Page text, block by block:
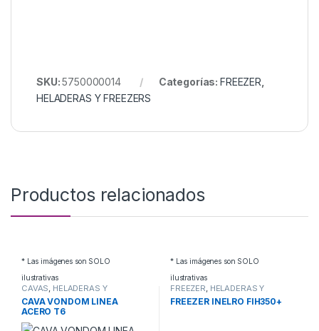
SKU:5750000014 Categorías: FREEZER
HELADERAS Y FREEZERS
Productos relacionados
* Las imágenes son SOLO
ilustrativas
CAVAS, HELADERAS Y
FREEZERS
CAVA VONDOM LINEA
ACERO T6
* Las imágenes son SOLO
ilustrativas
FREEZER, HELADERAS Y
FREEZERS
FREEZER INELRO FIH350+